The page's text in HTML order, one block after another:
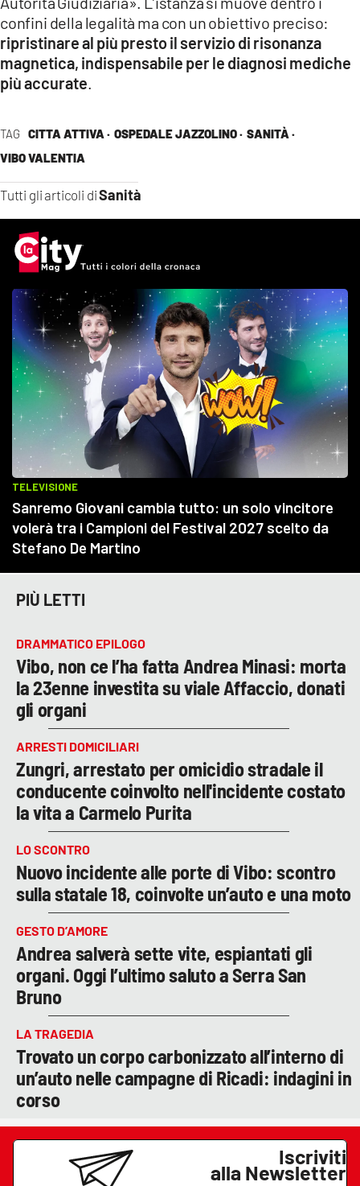
TAG CITTA ATTIVA · OSPEDALE JAZZOLINO · SANITÀ ·
VIBO VALENTIA
Tutti gli articoli diSanità
confini della legalità ma con un obiettivo preciso:
ripristinare al più presto il servizio di risonanza
magnetica, indispensabile per le diagnosi mediche
più accurate
PIÙ LETTI
DRAMMATICO EPILOGO
Vibo, non ce l’ha fatta Andrea Minasi: morta
la 23enne investita su viale Affaccio, donati
gli organi
ARRESTI DOMICILIARI
Zungri, arrestato per omicidio stradale il
conducente coinvolto nell'incidente costato
la vita a Carmelo Purita
LO SCONTRO
Nuovo incidente alle porte di Vibo: scontro
sulla statale 18, coinvolte un’auto e una moto
GESTO D’AMORE
Andrea salverà sette vite, espiantati gli
organi. Oggi l’ultimo saluto a Serra San
Bruno
LA TRAGEDIA
Trovato un corpo carbonizzato all’interno di
un’auto nelle campagne di Ricadi: indagini in
corso
Iscriviti
alla Newsletter